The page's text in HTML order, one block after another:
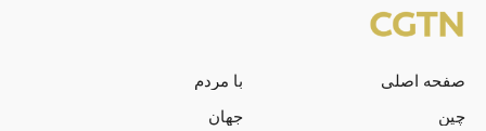
صفحه اصلی
با مردم
چین
جهان